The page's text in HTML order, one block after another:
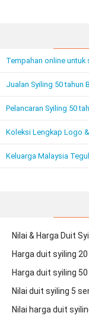
Tempahan online untuk
Jualan Syiling 50 tahun
Pelancaran Syiling 50
Koleksi Lengkap Logo
Keluarga Malaysia
Nilai & Harga Duit
Harga duit syiling
Harga duit syiling
Nilai duit syiling 5
Nilai harga duit